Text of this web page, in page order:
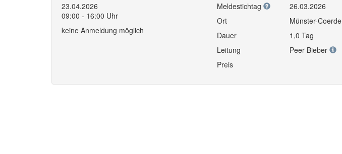
23.04.2026
09:00 - 16:00 Uhr
keine Anmeldung möglich
Meldestichtag
26.03.2026
Ort
Münster-Coerde
Dauer
1,0 Tag
Leitung
Peer Bieber
Preis